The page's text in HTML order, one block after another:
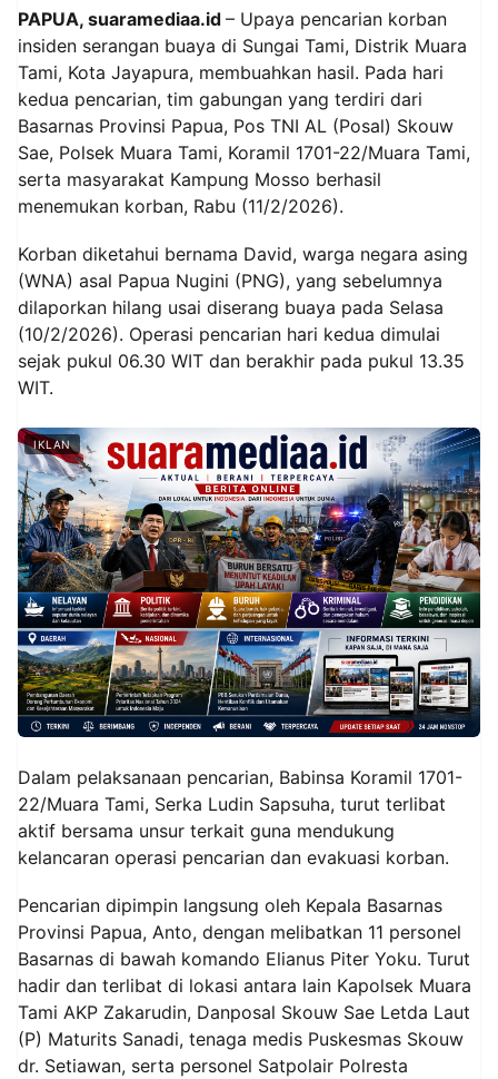
PAPUA, suaramediaa.id – Upaya pencarian korban
insiden serangan buaya di Sungai Tami, Distrik Muara
Tami, Kota Jayapura, membuahkan hasil. Pada hari
kedua pencarian, tim gabungan yang terdiri dari
Basarnas Provinsi Papua, Pos TNI AL (Posal) Skouw
Sae, Polsek Muara Tami, Koramil 1701-22/Muara Tami,
serta masyarakat Kampung Mosso berhasil
menemukan korban, Rabu (11/2/2026).
Korban diketahui bernama David, warga negara asing
(WNA) asal Papua Nugini (PNG), yang sebelumnya
dilaporkan hilang usai diserang buaya pada Selasa
(10/2/2026). Operasi pencarian hari kedua dimulai
sejak pukul 06.30 WIT dan berakhir pada pukul 13.35
WIT.
IKLAN
Dalam pelaksanaan pencarian, Babinsa Koramil 1701-
22/Muara Tami, Serka Ludin Sapsuha, turut terlibat
aktif bersama unsur terkait guna mendukung
kelancaran operasi pencarian dan evakuasi korban.
Pencarian dipimpin langsung oleh Kepala Basarnas
Provinsi Papua, Anto, dengan melibatkan 11 personel
Basarnas di bawah komando Elianus Piter Yoku. Turut
hadir dan terlibat di lokasi antara lain Kapolsek Muara
Tami AKP Zakarudin, Danposal Skouw Sae Letda Laut
(P) Maturits Sanadi, tenaga medis Puskesmas Skouw
dr. Setiawan, serta personel Satpolair Polresta